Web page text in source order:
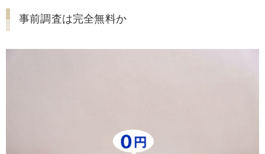
事前調査は完全無料か